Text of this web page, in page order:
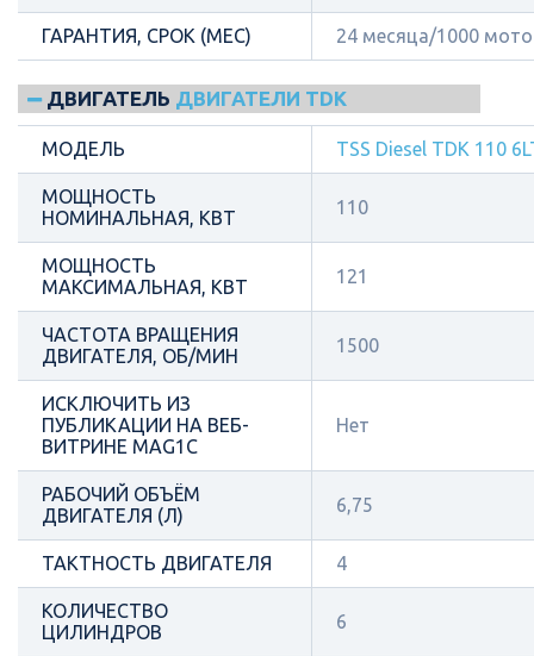
ГАРАНТИЯ, СРОК (МЕС) 24 месяца/1000
ДВИГАТЕЛЬ ДВИГАТЕЛИ TDK
МОДЕЛЬ TSS Diesel TDK 110
МОЩНОСТЬ
НОМИНАЛЬНАЯ, КВТ
110
МОЩНОСТЬ
МАКСИМАЛЬНАЯ, КВТ
121
ЧАСТОТА ВРАЩЕНИЯ
ДВИГАТЕЛЯ, ОБ/МИН
1500
ИСКЛЮЧИТЬ ИЗ
ПУБЛИКАЦИИ НА ВЕБ-
ВИТРИНЕ MAG1C
Нет
РАБОЧИЙ ОБЪЁМ
ДВИГАТЕЛЯ (Л)
6,75
ТАКТНОСТЬ ДВИГАТЕЛЯ 4
КОЛИЧЕСТВО
ЦИЛИНДРОВ
6